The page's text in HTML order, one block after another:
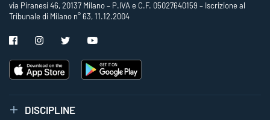
via Piranesi 46, 20137 Milano – P.IVA e C.F. 05027640159 – Iscrizione al
Tribunale di Milano n° 63, 11.12.2004
DISCIPLINE